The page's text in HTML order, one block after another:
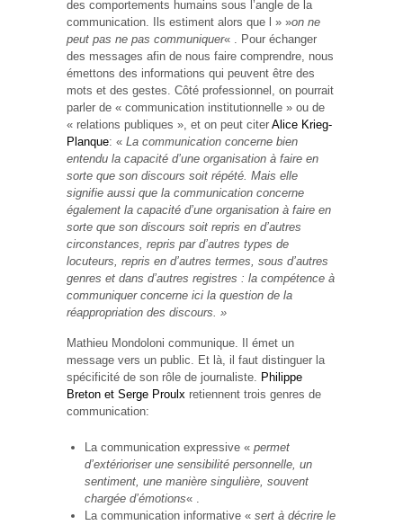
des comportements humains sous l’angle de la
communication. Ils estiment alors que l » »on ne
peut pas ne pas communiquer« . Pour échanger
des messages afin de nous faire comprendre, nous
émettons des informations qui peuvent être des
mots et des gestes. Côté professionnel, on pourrait
parler de « communication institutionnelle » ou de
« relations publiques », et on peut citer Alice Krieg-
Planque: « La communication concerne bien
entendu la capacité d’une organisation à faire en
sorte que son discours soit répété. Mais elle
signifie aussi que la communication concerne
également la capacité d’une organisation à faire en
sorte que son discours soit repris en d’autres
circonstances, repris par d’autres types de
locuteurs, repris en d’autres termes, sous d’autres
genres et dans d’autres registres : la compétence à
communiquer concerne ici la question de la
réappropriation des discours. »
Mathieu Mondoloni communique. Il émet un
message vers un public. Et là, il faut distinguer la
spécificité de son rôle de journaliste. Philippe
Breton et Serge Proulx retiennent trois genres de
communication:
La communication expressive « permet
d’extérioriser une sensibilité personnelle, un
sentiment, une manière singulière, souvent
chargée d’émotions« .
La communication informative « sert à décrire le